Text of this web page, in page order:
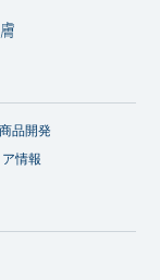
品開発
情報